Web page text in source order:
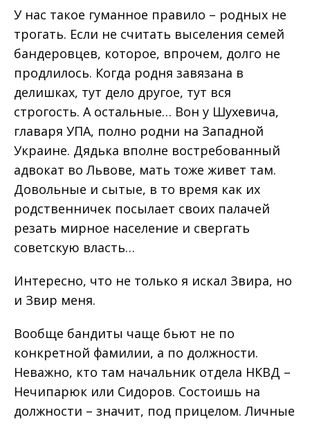
У нас такое гуманное правило – родных не
трогать. Если не считать выселения семей
бандеровцев, которое, впрочем, долго не
продлилось. Когда родня завязана в
делишках, тут дело другое, тут вся
строгость. А остальные… Вон у Шухевича,
главаря УПА, полно родни на Западной
Украине. Дядька вполне востребованный
адвокат во Львове, мать тоже живет там.
Довольные и сытые, в то время как их
родственничек посылает своих палачей
резать мирное население и свергать
советскую власть…
Интересно, что не только я искал Звира, но
и Звир меня.
Вообще бандиты чаще бьют не по
конкретной фамилии, а по должности.
Неважно, кто там начальник отдела НКВД –
Нечипарюк или Сидоров. Состоишь на
должности – значит, под прицелом. Личные